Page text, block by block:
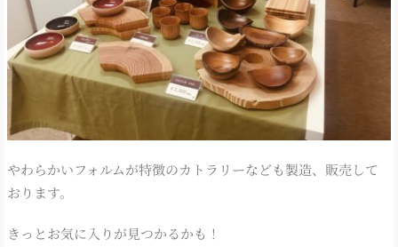
やわらかいフォルムが特徴のカトラリーなども製造、販売して
おります。
きっとお気に入りが見つかるかも！